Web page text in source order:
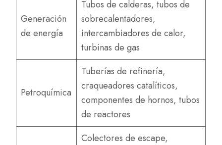
Generación
de energía
Tubos de calderas, tubos de
sobrecalentadores,
intercambiadores de calor,
turbinas de gas
Petroquímica
Tuberías de refinería,
craqueadores catalíticos,
componentes de hornos, tubos
de reactores
Colectores de escape,